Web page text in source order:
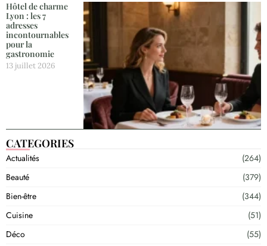
Hôtel de charme
Lyon : les 7
adresses
incontournables
pour la
gastronomie
13 juillet 2026
CATEGORIES
Actualités
(264)
Beauté
(379)
Bien-être
(344)
Cuisine
(51)
Déco
(55)